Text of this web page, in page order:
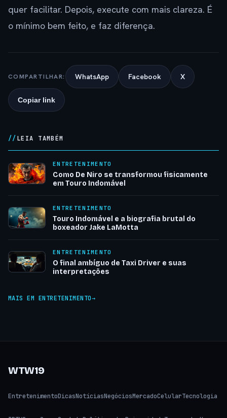
quer facilitar. Depois, execute com mais clareza. É
o mínimo bem feito, e faz diferença.
COMPARTILHAR: WhatsApp Facebook X
Copiar link
LEIA TAMBÉM
ENTRETENIMENTO
Como De Niro se transformou fisicamente
em Touro Indomável
ENTRETENIMENTO
Touro Indomável e a biografia brutal do
boxeador Jake LaMotta
ENTRETENIMENTO
O final ambíguo de Taxi Driver e suas
interpretações
MAIS EM ENTRETENIMENTO
WTW19
EntretenimentoDicasNotíciasNegóciosMercadoCelularTecnologia